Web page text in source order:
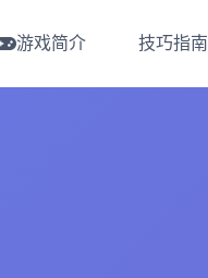
游戏简介 技巧指南